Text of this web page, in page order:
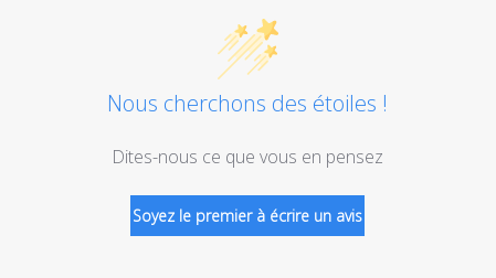
Nous cherchons des étoiles !
Dites-nous ce que vous en pensez
Soyez le premier à écrire un avis